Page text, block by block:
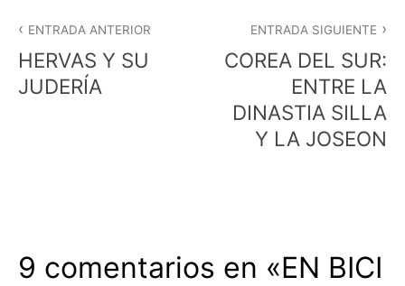
de
entradas
ENTRADA ANTERIOR
HERVAS Y SU
JUDERÍA
ENTRADA SIGUIENTE
COREA DEL SUR:
ENTRE LA
DINASTIA SILLA
Y LA JOSEON
9 comentarios en «EN BICI